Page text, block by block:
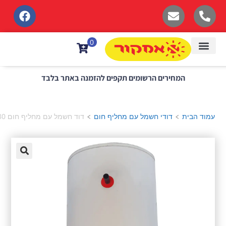
לתוכן
הרשומים תקפים להזמנה באתר בלבד
חשמל עם מחליף חום > דוד חשמל עם מחליף חום 80 ליטר כולל התקנה